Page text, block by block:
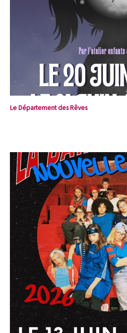
Le Département des Rêves